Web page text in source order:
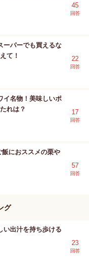
45
回答
ーパーでも買えるな
て！
22
回答
イ名物！美味しいポ
れは？
17
回答
におススメの栗や
57
回答
グ
い出汁を持ち歩ける
23
回答